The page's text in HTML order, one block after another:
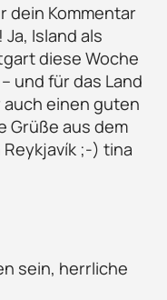
dein Kommentar
Island als
diese Woche
und für das Land
auch einen guten
Grüße aus dem
;-) tina
sein, herrliche